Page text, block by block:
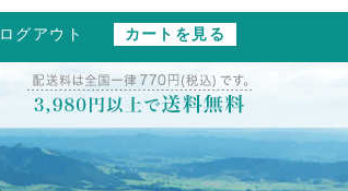
ログアウト カートを見る